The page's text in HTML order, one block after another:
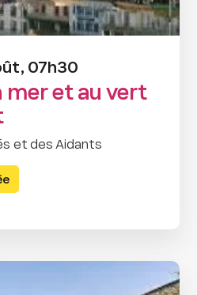
07h30
mer et au vert
et des Aidants